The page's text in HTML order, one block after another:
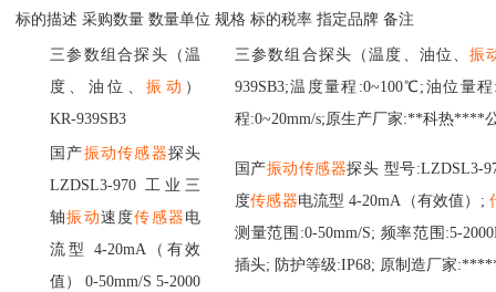
标的描述 采购数量 数量单位 规格 标的税率 指定品牌 备注
三参数组合探头（温
度、油位、振动 ）
KR-939SB3
三参数组合探头（温度、油位、振
939SB3;温度量程:0~100℃;油位量程
程:0~20mm/s;原生产厂家:**科热****
国产振动传感器探头
LZDSL3-970 工业三
轴振动速度传感器 电
流型
4-20mA（有效
值） 0-50mm/S 5-2000
国产振动传感器探头 型号:LZDSL3-
度传感器电流型 4-20mA（有效值）;
测量范围:0-50mm/S; 频率范围:5-
插头; 防护等级:IP68; 原制造厂家